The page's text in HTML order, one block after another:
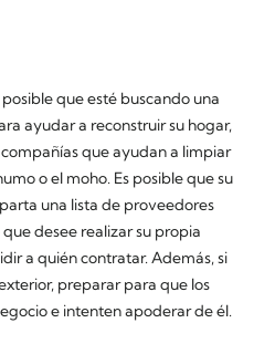
que esté buscando una
ayudar a reconstruir su hogar,
que ayudan a limpiar
o el moho. Es posible que su
una lista de proveedores
desee realizar su propia
a quién contratar. Además, si
preparar para que los
e intenten apoderar de él.